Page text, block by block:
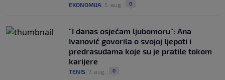
EKONOMIJA 5. aug. 0
"I danas osjećam ljubomoru": Ana
Ivanović govorila o svojoj ljepoti i
predrasudama koje su je pratile tokom
karijere
TENIS 7. aug. 0